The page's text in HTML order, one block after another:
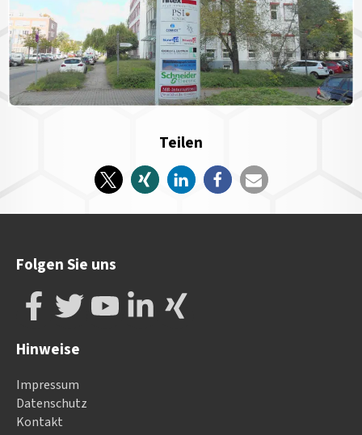
Teilen
Folgen Sie uns
Hinweise
Impressum
Datenschutz
Kontakt